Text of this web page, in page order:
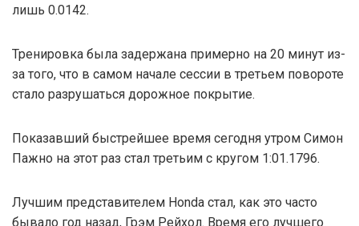
лишь 0.0142.
Тренировка была задержана примерно на 20 минут из-
за того, что в самом начале сессии в третьем повороте
стало разрушаться дорожное покрытие.
Показавший быстрейшее время сегодня утром Симон
Пажно на этот раз стал третьим с кругом 1:01.1796.
Лучшим представителем Honda стал, как это часто
бывало год назад, Грэм Рейхол. Время его лучшего